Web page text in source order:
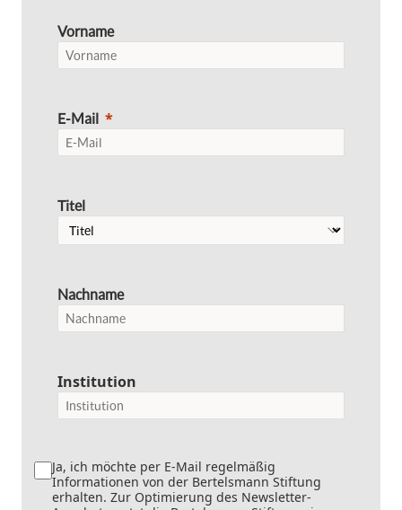
Vorname
E-Mail
Titel
Nachname
Institution
Ja, ich möchte per E-Mail regelmäßig
Informationen von der Bertelsmann Stiftung
erhalten. Zur Optimierung des Newsletter-